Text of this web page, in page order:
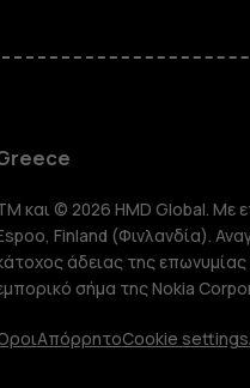
και © 2026 HMD Global. Με
Finland (Φινλανδία).
άδειας της
σήμα της Nokia
ΑπόρρητοCookie settings